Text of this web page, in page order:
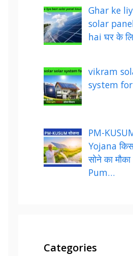
Ghar ke
solar
hai घर के
vikram
system
PM-
Yojana
सोने का
Pum…
Categories